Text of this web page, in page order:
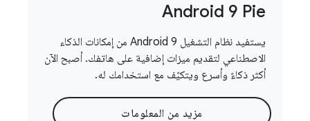
Android 9 Pie
يستفيد نظام التشغيل Android 9 من إمكانات الذكاء
الاصطناعي لتقديم ميزات إضافية على هاتفك. أصبح الآن
أكثر ذكاءً وأسرع ويتكيّف مع استخدامك له.
مزيد من المعلومات